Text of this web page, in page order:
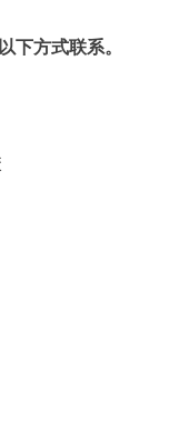
下方式联系。
验学校
镇
805
限公司